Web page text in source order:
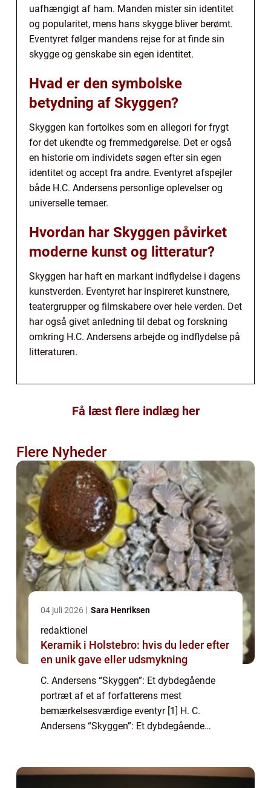
uafhængigt af ham. Manden mister sin identitet
og popularitet, mens hans skygge bliver berømt.
Eventyret følger mandens rejse for at finde sin
skygge og genskabe sin egen identitet.
Hvad er den symbolske
betydning af Skyggen?
Skyggen kan fortolkes som en allegori for frygt
for det ukendte og fremmedgørelse. Det er også
en historie om individets søgen efter sin egen
identitet og accept fra andre. Eventyret afspejler
både H.C. Andersens personlige oplevelser og
universelle temaer.
Hvordan har Skyggen påvirket
moderne kunst og litteratur?
Skyggen har haft en markant indflydelse i dagens
kunstverden. Eventyret har inspireret kunstnere,
teatergrupper og filmskabere over hele verden. Det
har også givet anledning til debat og forskning
omkring H.C. Andersens arbejde og indflydelse på
litteraturen.
Få læst flere indlæg her
Flere Nyheder
04 juli 2026 Sara Henriksen
redaktionel
Keramik i Holstebro: hvis du leder efter
en unik gave eller udsmykning
C. Andersens “Skyggen”: Et dybdegående
portræt af et af forfatterens mest
bemærkelsesværdige eventyr [1] H. C.
Andersens “Skyggen”: Et dybdegående
H.C....